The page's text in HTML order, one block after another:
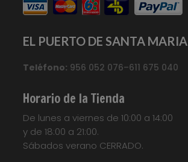
EL PUERTO DE SANTA MARIA
Teléfono: 956 052 076–611 675 040
Horario de la Tienda
De lunes a viernes de 10:00 a 14:00
y de 18:00 a 21:00.
Sábados verano CERRADO.